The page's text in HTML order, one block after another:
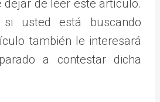
dejar de leer este artículo.
si usted está buscando
también le interesará
a contestar dicha